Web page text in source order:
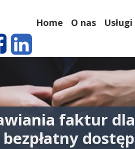
Home O nas Usługi
faktur
bezpłatny dostęp